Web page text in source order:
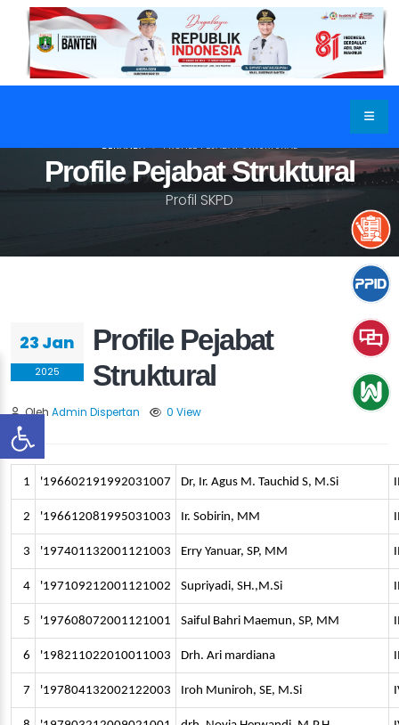
Profile Pejabat Struktural
Profil SKPD
BERANDA PROFILE PEJABAT STRUKTURAL
23 Jan
2025
Profile Pejabat
Struktural
Oleh Admin Dispertan 0 View
1 '196602191992031007 Dr, Ir. Agus M. Tauchid S, M.Si
2 '196612081995031003 Ir. Sobirin, MM
3 '197401132001121003 Erry Yanuar, SP, MM
4 '197109212001121002 Supriyadi, SH.,M.Si
5 '197608072001121001 Saiful Bahri Maemun, SP, MM
6 '198211022010011003 Drh. Ari mardiana
7 '197804132002122003 Iroh Muniroh, SE, M.Si